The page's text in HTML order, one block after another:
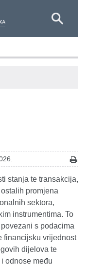
stanja te transakcija,
promjena
sektora,
instrumentima. To
s podacima
financijsku vrijednost
dijelova te
odnose među